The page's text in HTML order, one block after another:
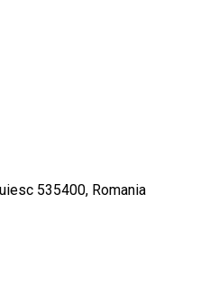
535400, Romania